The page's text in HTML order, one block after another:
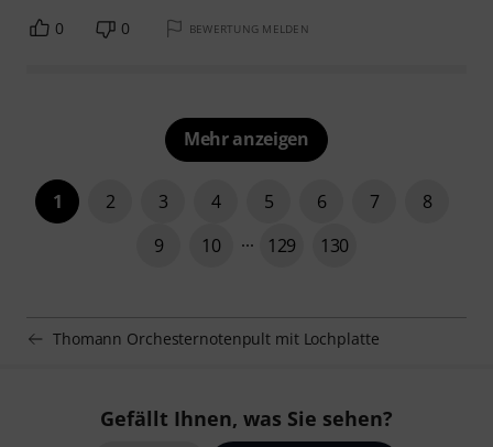
0 0 BEWERTUNG MELDEN
Mehr anzeigen
1 2 3 4 5 6 7
8
9
10 129 130
Thomann Orchesternotenpult mit Lochplatte
Gefällt Ihnen, was Sie sehen?